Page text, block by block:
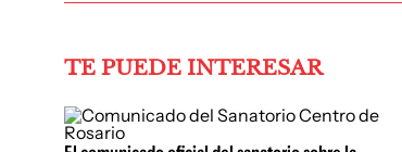
TE PUEDE INTERESAR